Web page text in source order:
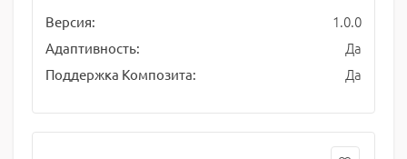
Версия: 1.0.0
Адаптивность: Да
Поддержка Композита: Да